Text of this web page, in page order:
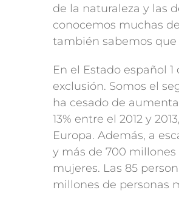
de la naturaleza y las
conocemos muchas
también sabemos que
En el Estado español
exclusión. Somos el
ha cesado de
13% entre el 2012 y
Europa. Además, a
y más de 700 millones
mujeres. Las 85
millones de personas